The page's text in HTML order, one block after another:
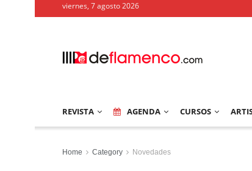
viernes, 7 agosto 2026
REVISTA AGENDA CURSOS
Home Category Novedades